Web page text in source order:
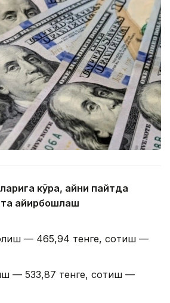
кўра, айни пайтда
айирбошлаш
— 465,94 тенге, сотиш —
— 533,87 тенге, сотиш —